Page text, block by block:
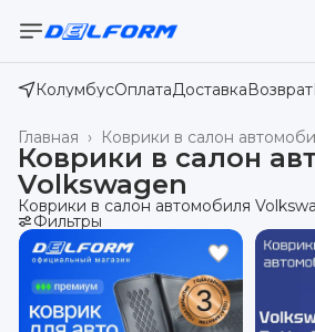
КолумбусОплатаДоставкаВозврат
Коврики в салон
Главная ›
Коврики в салон
Volkswagen
Коврики в салон автомобиля
Фильтры